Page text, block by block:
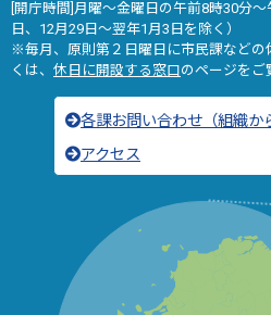
[開庁時間]月曜～金曜日の午前8時30分
日、12月29日～翌年1月3日を除く）
※毎月、原則第２日曜日に市民課などの
くは、 休日に開設する窓口のページをご
各課お問い合わせ（組織か
アクセス